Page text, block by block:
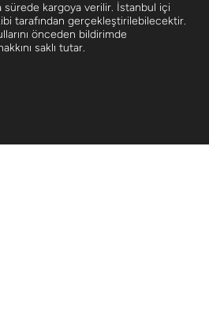
sürede kargoya verilir. İstanbul içi
tarafından gerçekleştirilebilecektir.
önceden bildirimde
saklı tutar.